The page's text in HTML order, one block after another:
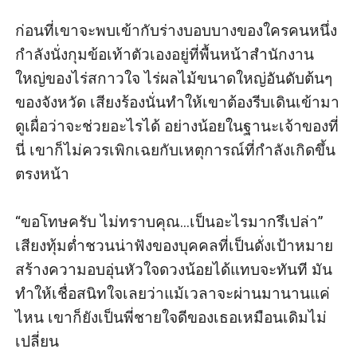
ก่อนที่เขาจะพบเข้ากับร่างบอบบางของใครคนหนึ่ง
กำลังนั่งกุมข้อเท้าตัวเองอยู่ที่พื้นหน้าสำนักงาน
ใหญ่ของไร่สกาวใจ ไร่ผลไม้ขนาดใหญ่อันดับต้นๆ
ของจังหวัด เสียงร้องนั่นทำให้เขาต้องรีบเดินเข้ามา
ดูเผื่อว่าจะช่วยอะไรได้ อย่างน้อยในฐานะเจ้าของที่
นี่ เขาก็ไม่ควรเพิกเฉยกับเหตุการณ์ที่กำลังเกิดขึ้น
ตรงหน้า
“ขอโทษครับ ไม่ทราบคุณ...เป็นอะไรมากรึเปล่า”
เสียงทุ้มต่ำชวนน่าฟังของบุคคลที่เป็นดั่งเป้าหมาย
สร้างความอบอุ่นหัวใจดวงน้อยได้แทบจะทันที มัน
ทำให้เชื่อสนิทใจเลยว่าแม้เวลาจะผ่านมานานแค่
ไหน เขาก็ยังเป็นพี่ชายใจดีของเธอเหมือนเดิมไม่
เปลี่ยน